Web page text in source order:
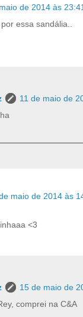
de 2014 às 23:41
essa sandália..
11 de maio de
maio de 2014 às
<3
15 de maio de
comprei na C&A